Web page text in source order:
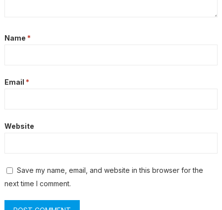
Name *
Email *
Website
Save my name, email, and website in this browser for the
next time I comment.